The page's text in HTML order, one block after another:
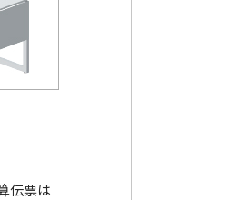
伝票は